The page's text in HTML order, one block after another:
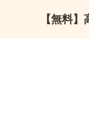
【無料